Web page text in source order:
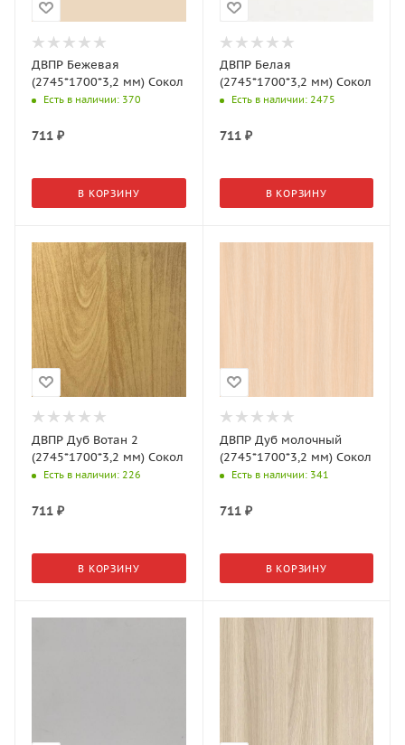
ДВПР Бежевая
(2745*1700*3,2 мм) Сокол
Есть в наличии: 370
711 ₽
В КОРЗИНУ
ДВПР Белая
(2745*1700*3,2 мм) Сокол
Есть в наличии: 2475
711₽
В КОРЗИНУ
ДВПР Дуб Вотан 2
(2745*1700*3,2 мм) Сокол
Есть в наличии: 226
711 ₽
В КОРЗИНУ
ДВПР Дуб молочный
(2745*1700*3,2 мм) Сокол
Есть в наличии: 341
711₽
В КОРЗИНУ